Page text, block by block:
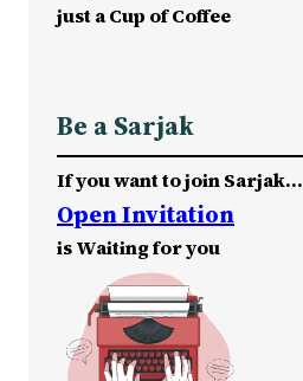
just a Cup of Coffee
Be a Sarjak
If you want to join Sarjak…
Open Invitation
is Waiting for you